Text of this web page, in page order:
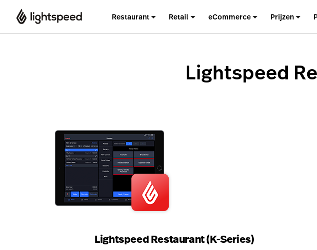
Restaurant Retail eCommerce Prijzen
Lightspeed
Lightspeed Restaurant (K-Series)